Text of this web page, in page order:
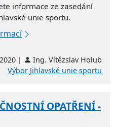
informace ze zasedání
unie sportu.
|
Ing. Vítězslav Holub
Výbor Jihlavské unie sportu
OPATŘENÍ -